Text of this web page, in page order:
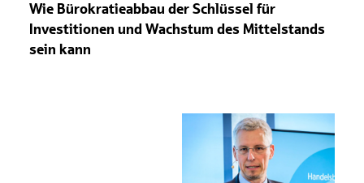
Wie Bürokratieabbau der Schlüssel für
Investitionen und Wachstum des Mittelstands
sein kann